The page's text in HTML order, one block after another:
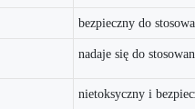
bezpieczny do
nadaje się do
nietoksyczny i